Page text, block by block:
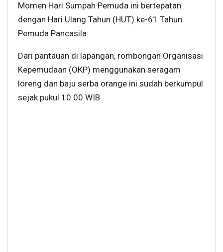
Momen Hari Sumpah Pemuda ini bertepatan
dengan Hari Ulang Tahun (HUT) ke-61 Tahun
Pemuda Pancasila.
Dari pantauan di lapangan, rombongan Organisasi
Kepemudaan (OKP) menggunakan seragam
loreng dan baju serba orange ini sudah berkumpul
sejak pukul 10.00 WIB.